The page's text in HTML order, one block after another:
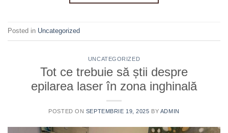
Posted in Uncategorized
UNCATEGORIZED
Tot ce trebuie să știi despre
epilarea laser în zona inghinală
POSTED ON SEPTEMBRIE 19, 2025 BY ADMIN